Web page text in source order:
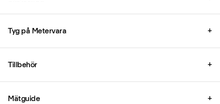
Tyg på Metervara +
Tillbehör +
Mätguide +